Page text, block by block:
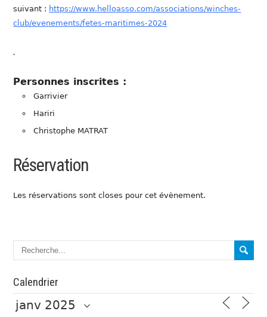
suivant : https://www.helloasso.com/associations/winches-
club/evenements/fetes-maritimes-2024
.
Personnes inscrites :
Garrivier
Hariri
Christophe MATRAT
Réservation
Les réservations sont closes pour cet évènement.
Calendrier